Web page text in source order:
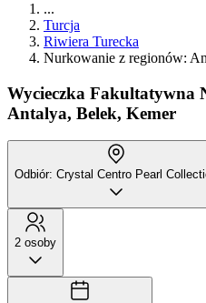
...
Turcja
Riwiera Turecka
Nurkowanie z regionów:
Wycieczka Fakultatywna
Antalya, Belek, Kemer
Odbiór: Crystal Centro Pearl
2 osoby